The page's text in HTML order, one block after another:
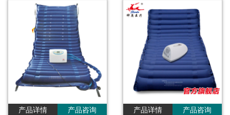
产品详情 产品咨询 产品详情 产品咨询